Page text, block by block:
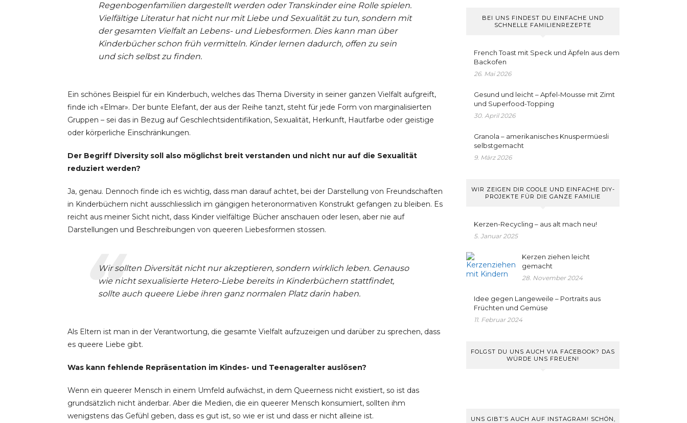
Regenbogenfamilien dargestellt werden oder Transkinder eine Rolle spielen.
Vielfältige Literatur hat nicht nur mit Liebe und Sexualität zu tun, sondern mit
der gesamten Vielfalt an Lebens- und Liebesformen. Dies kann man über
Kinderbücher schon früh vermitteln. Kinder lernen dadurch, offen zu sein
und sich selbst zu finden.
Ein schönes Beispiel für ein Kinderbuch, welches das Thema Diversity in seiner ganzen Vielfalt aufgreift,
finde ich «Elmar». Der bunte Elefant, der aus der Reihe tanzt, steht für jede Form von marginalisierten
Gruppen – sei das in Bezug auf Geschlechtsidentifikation, Sexualität, Herkunft, Hautfarbe oder geistige
oder körperliche Einschränkungen.
Der Begriff Diversity soll also möglichst breit verstanden und nicht nur auf die Sexualität
reduziert werden?
Ja, genau. Dennoch finde ich es wichtig, dass man darauf achtet, bei der Darstellung von Freundschaften
in Kinderbüchern nicht ausschliesslich im gängigen heteronormativen Konstrukt gefangen zu bleiben. Es
reicht aus meiner Sicht nicht, dass Kinder vielfältige Bücher anschauen oder lesen, aber nie auf
Darstellungen und Beschreibungen von queeren Liebesformen stossen.
Wir sollten Diversität nicht nur akzeptieren, sondern wirklich leben. Genauso
wie nicht sexualisierte Hetero-Liebe bereits in Kinderbüchern stattfindet,
sollte auch queere Liebe ihren ganz normalen Platz darin haben.
Als Eltern ist man in der Verantwortung, die gesamte Vielfalt aufzuzeigen und darüber zu sprechen, dass
es queere Liebe gibt.
Was kann fehlende Repräsentation im Kindes- und Teenageralter auslösen?
Wenn ein queerer Mensch in einem Umfeld aufwächst, in dem Queerness nicht existiert, so ist das
grundsätzlich nicht änderbar. Aber die Medien, die ein queerer Mensch konsumiert, sollten ihm
wenigstens das Gefühl geben, dass es gut ist, so wie er ist und dass er nicht alleine ist.
BEI UNS FINDEST DU EINFACHE UND
SCHNELLE FAMILIENREZEPTE
French Toast mit Speck und Äpfeln aus dem
Backofen
26. Mai 2026
Gesund und leicht – Apfel-Mousse mit Zimt
und Superfood-Topping
30. April 2026
Granola – amerikanisches Knuspermüesli
selbstgemacht
9. März 2026
WIR ZEIGEN DIR COOLE UND EINFACHE DIY-
PROJEKTE FÜR DIE GANZE FAMILIE
Kerzen-Recycling – aus alt mach neu!
5. Januar 2025
Kerzen ziehen leicht
gemacht
28. November 2024
Idee gegen Langeweile – Portraits aus
Früchten und Gemüse
11. Februar 2024
FOLGST DU UNS AUCH VIA FACEBOOK? DAS
WÜRDE UNS FREUEN!
UNS GIBT’S AUCH AUF INSTAGRAM! SCHÖN,